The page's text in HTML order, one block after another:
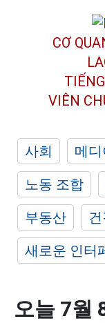
CƠ
VIÊN
사회 메
노동 조합
부동산
새로운 인터
오늘 7월